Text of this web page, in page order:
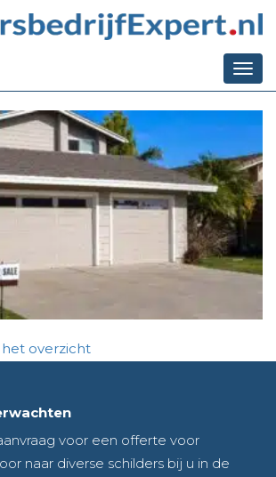
overzicht
kindel-media-
overzicht
voor een offerte voor
naar diverse schilders bij u in de